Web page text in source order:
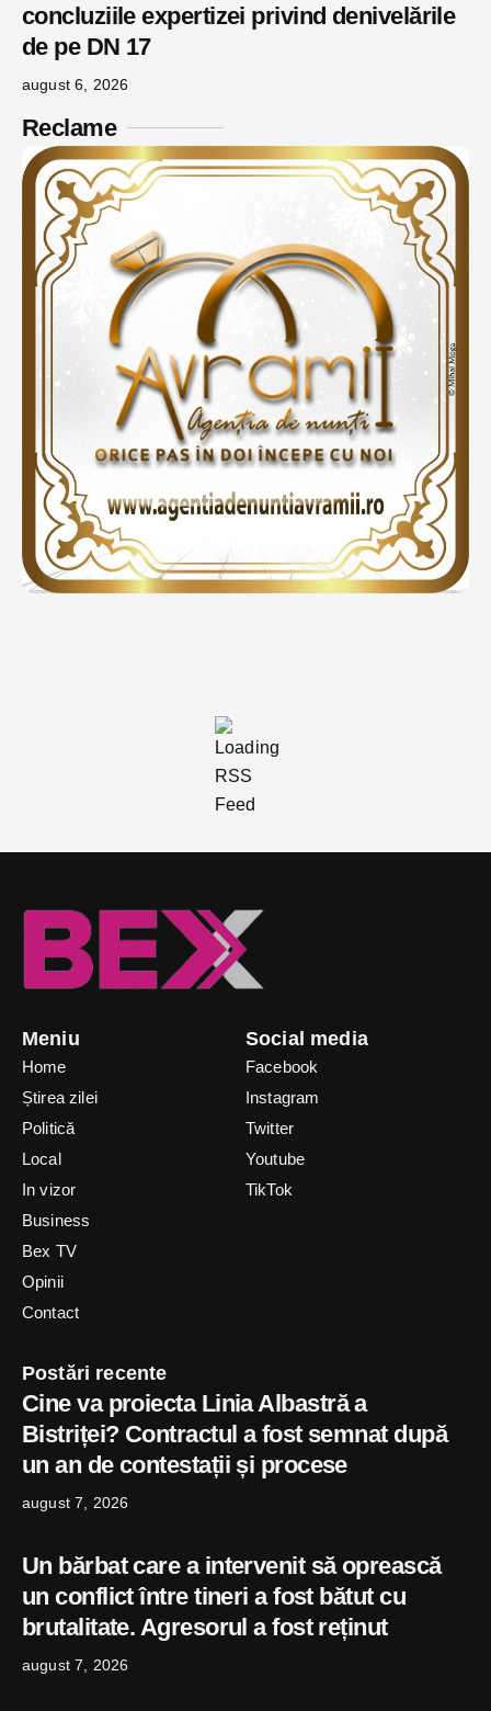
concluziile expertizei privind denivelările
de pe DN 17
august 6, 2026
Reclame
Meniu
Home
Știrea zilei
Politică
Local
In vizor
Business
Bex TV
Opinii
Contact
Social media
Facebook
Instagram
Twitter
Youtube
TikTok
Postări recente
Cine va proiecta Linia Albastră a
Bistriței? Contractul a fost semnat după
un an de contestații și procese
august 7, 2026
Un bărbat care a intervenit să oprească
un conflict între tineri a fost bătut cu
brutalitate. Agresorul a fost reținut
august 7, 2026